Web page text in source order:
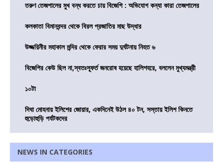
তরুণ তেজপালের মুখ বন্ধ করতে চায় বিজেপি : অভিযোগ কন্যা কারা তেজপালের
কলকাতা বিমানবন্দর থেকে বিরল প্রজাতির মাছ উদ্ধার
উজ্জয়িনীর মহাকাল মন্দির থেকে ফেরার সময় দুর্ঘটনায় নিহত ৬
বিজেপির কেউ ছিল না,স্বতঃস্ফূর্ত জনরোষ হয়েছে হালিশহরে, বললেন মুখ্যমন্ত্রী
১০টা
দিঘা মোহনায় ইলিশের জোয়ার, একদিনেই উঠল ৪০ টন, সস্তায় ইলিশ কিনতে
হুড়োহুড়ি পর্যটকদের
NEWS IN CATEGORIES